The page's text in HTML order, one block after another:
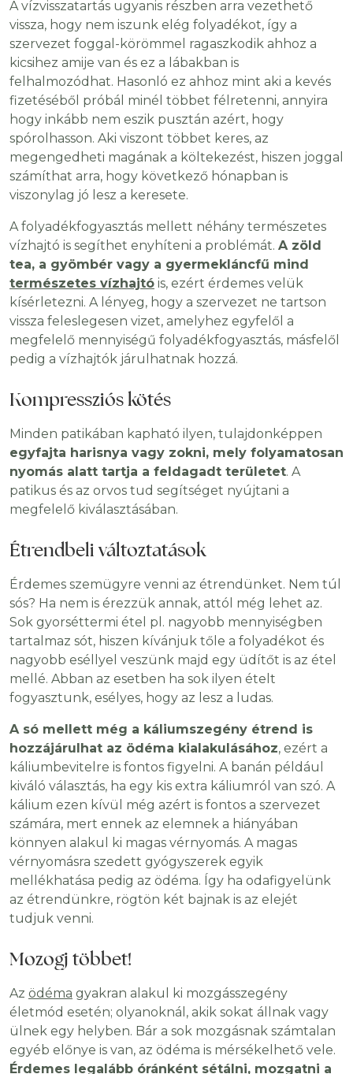
A vízvisszatartás ugyanis részben arra vezethető
vissza, hogy nem iszunk elég folyadékot, így a
szervezet foggal-körömmel ragaszkodik ahhoz a
kicsihez amije van és ez a lábakban is
felhalmozódhat. Hasonló ez ahhoz mint aki a kevés
fizetéséből próbál minél többet félretenni, annyira
hogy inkább nem eszik pusztán azért, hogy
spórolhasson. Aki viszont többet keres, az
megengedheti magának a költekezést, hiszen joggal
számíthat arra, hogy következő hónapban is
viszonylag jó lesz a keresete.
A folyadékfogyasztás mellett néhány természetes
vízhajtó is segíthet enyhíteni a problémát. A zöld
tea, a gyömbér vagy a gyermekláncfű mind
természetes vízhajtó is, ezért érdemes velük
kísérletezni. A lényeg, hogy a szervezet ne tartson
vissza feleslegesen vizet, amelyhez egyfelől a
megfelelő mennyiségű folyadékfogyasztás, másfelől
pedig a vízhajtók járulhatnak hozzá.
Kompressziós kötés
Minden patikában kapható ilyen, tulajdonképpen
egyfajta harisnya vagy zokni, mely folyamatosan
nyomás alatt tartja a feldagadt területet. A
patikus és az orvos tud segítséget nyújtani a
megfelelő kiválasztásában.
Étrendbeli változtatások
Érdemes szemügyre venni az étrendünket. Nem túl
sós? Ha nem is érezzük annak, attól még lehet az.
Sok gyorséttermi étel pl. nagyobb mennyiségben
tartalmaz sót, hiszen kívánjuk tőle a folyadékot és
nagyobb eséllyel veszünk majd egy üdítőt is az étel
mellé. Abban az esetben ha sok ilyen ételt
fogyasztunk, esélyes, hogy az lesz a ludas.
A só mellett még a káliumszegény étrend is
hozzájárulhat az ödéma kialakulásához, ezért a
káliumbevitelre is fontos figyelni. A banán például
kiváló választás, ha egy kis extra káliumról van szó. A
kálium ezen kívül még azért is fontos a szervezet
számára, mert ennek az elemnek a hiányában
könnyen alakul ki magas vérnyomás. A magas
vérnyomásra szedett gyógyszerek egyik
mellékhatása pedig az ödéma. Így ha odafigyelünk
az étrendünkre, rögtön két bajnak is az elejét
tudjuk venni.
Mozogj többet!
Az ödéma gyakran alakul ki mozgásszegény
életmód esetén; olyanoknál, akik sokat állnak vagy
ülnek egy helyben. Bár a sok mozgásnak számtalan
egyéb előnye is van, az ödéma is mérsékelhető vele.
Érdemes legalább óránként sétálni, mozgatni a